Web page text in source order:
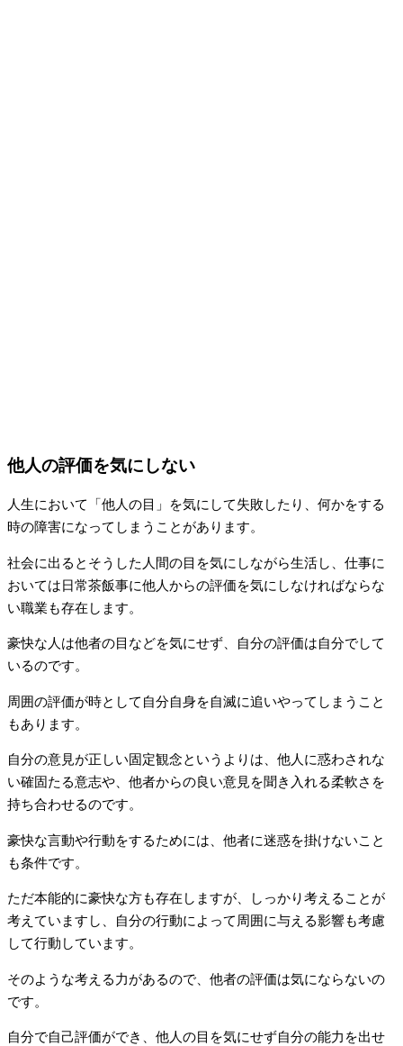
他人の評価を気にしない
人生において「他人の目」を気にして失敗したり、何かをする
時の障害になってしまうことがあります。
社会に出るとそうした人間の目を気にしながら生活し、仕事に
おいては日常茶飯事に他人からの評価を気にしなければならな
い職業も存在します。
豪快な人は他者の目などを気にせず、自分の評価は自分でして
いるのです。
周囲の評価が時として自分自身を自滅に追いやってしまうこと
もあります。
自分の意見が正しい固定観念というよりは、他人に惑わされな
い確固たる意志や、他者からの良い意見を聞き入れる柔軟さを
持ち合わせるのです。
豪快な言動や行動をするためには、他者に迷惑を掛けないこと
も条件です。
ただ本能的に豪快な方も存在しますが、しっかり考えることが
考えていますし、自分の行動によって周囲に与える影響も考慮
して行動しています。
そのような考える力があるので、他者の評価は気にならないの
です。
自分で自己評価ができ、他人の目を気にせず自分の能力を出せ